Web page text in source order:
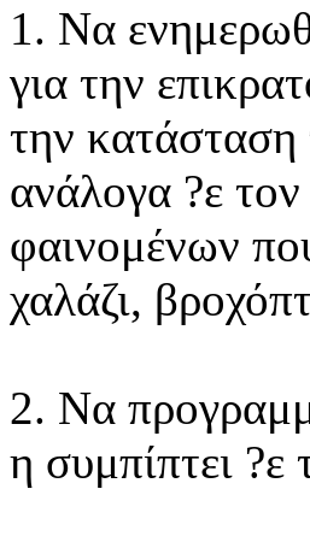
1. Να
για την
την κατάσταση
ανάλογα ?ε
φαινομένων
χαλάζι,
2. Να
η συμπίπτει